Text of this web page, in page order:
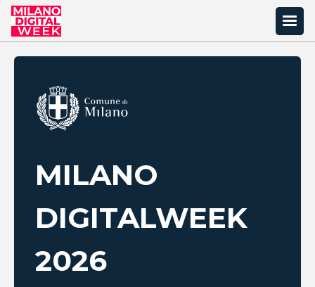
MILANO
DIGITALWEEK
2026